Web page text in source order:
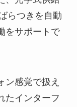
らつきを自動
をサポートで
ン感覚で扱え
たインターフ